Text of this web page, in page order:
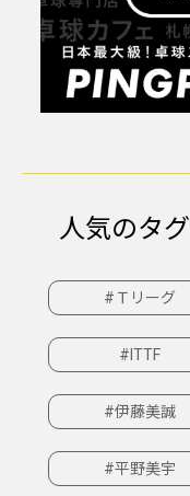
人気のタグ
#Ｔリーグ
#ITTF
#伊藤美誠
#平野美宇